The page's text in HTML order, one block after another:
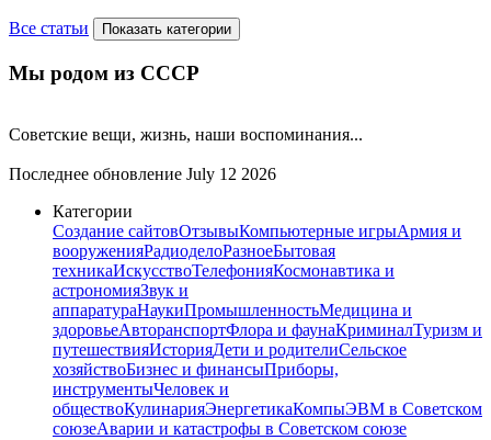
Все статьи Показать категории
Мы родом из СССР
Советские вещи, жизнь, наши воспоминания...
Последнее обновление July 12 2026
Категории
Создание сайтовОтзывыКомпьютерные игрыАрмия и
вооруженияРадиоделоРазноеБытовая
техникаИскусствоТелефонияКосмонавтика и
астрономияЗвук и
аппаратураНаукиПромышленностьМедицина и
здоровьеАвторанспортФлора и фаунаКриминалТуризм и
путешествияИсторияДети и родителиСельское
хозяйствоБизнес и финансыПриборы,
инструментыЧеловек и
обществоКулинарияЭнергетикаКомпыЭВМ в Советском
союзеАварии и катастрофы в Советском союзе